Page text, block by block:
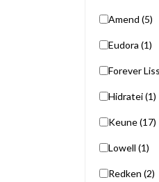
Amend (5)
Eudora (1)
Forever
Hidratei (1)
Keune (17)
Lowell (1)
Redken (2)